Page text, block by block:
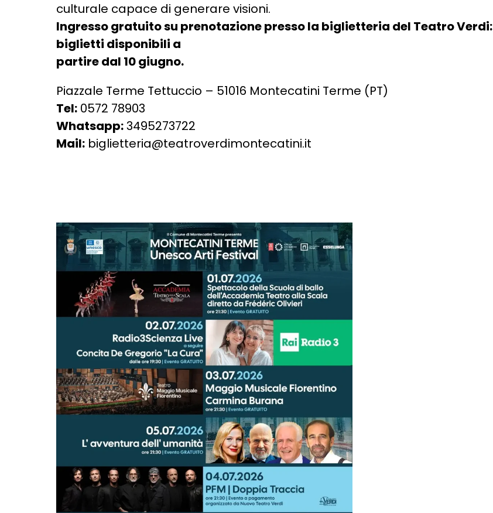
culturale capace di generare visioni.
Ingresso gratuito su prenotazione presso la biglietteria del Teatro Verdi:
biglietti disponibili a
partire dal 10 giugno.
Piazzale Terme Tettuccio – 51016 Montecatini Terme (PT)
Tel: 0572 78903
Whatsapp:3495273722
Mail: biglietteria@teatroverdimontecatini.it